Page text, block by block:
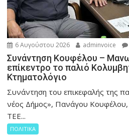
6 Αυγούστου 2026 adminvoice
Συνάντηση Κουφέλου –
επίκεντρο το παλιό
Κτηματολόγιο
Συνάντηση του επικεφαλής της
νέος Δήμος», Πανάγου
ΤΕΕ...
ΠΟΛΙΤΙΚΑ